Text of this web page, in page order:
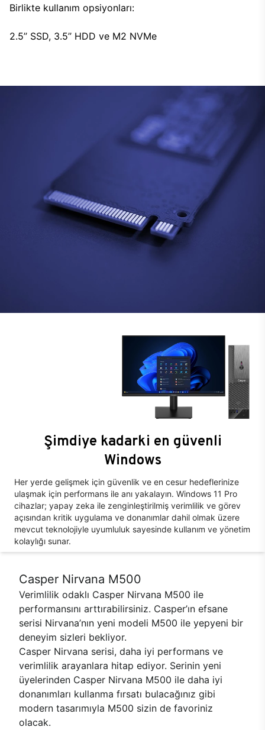
Birlikte kullanım opsiyonları:
2.5’’ SSD, 3.5’’ HDD ve M2 NVMe
Şimdiye kadarki en güvenli
Windows
Her yerde gelişmek için güvenlik ve en cesur hedeflerinize
ulaşmak için performans ile anı yakalayın. Windows 11 Pro
cihazlar; yapay zeka ile zenginleştirilmiş verimlilik ve görev
açısından kritik uygulama ve donanımlar dahil olmak üzere
mevcut teknolojiyle uyumluluk sayesinde kullanım ve yönetim
kolaylığı sunar.
Casper Nirvana M500
Verimlilik odaklı Casper Nirvana M500 ile
performansını arttırabilirsiniz. Casper’ın efsane
serisi Nirvana’nın yeni modeli M500 ile yepyeni bir
deneyim sizleri bekliyor.
Casper Nirvana serisi, daha iyi performans ve
verimlilik arayanlara hitap ediyor. Serinin yeni
üyelerinden Casper Nirvana M500 ile daha iyi
donanımları kullanma fırsatı bulacağınız gibi
modern tasarımıyla M500 sizin de favoriniz
olacak.